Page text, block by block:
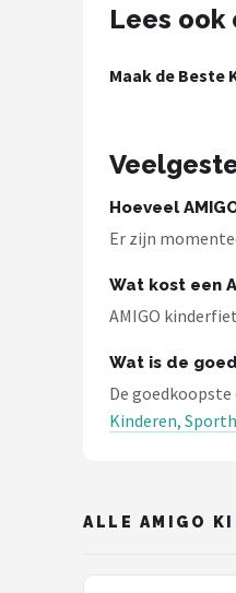
Voltano
Shimano
Alle merken →
Lees
Maak de Beste
Hoeveel
Er zijn
Wat kost een
AMIGO
Wat is de
De goedkoopste
Kinderen,
ALLE AMIGO